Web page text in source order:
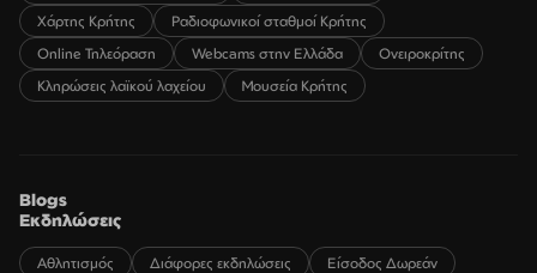
Χάρτης Κρήτης
Ραδιοφωνικοί σταθμοί Κρήτης
Online Τηλεόραση
Webcams στην Ελλάδα
Ονειροκρίτης
Κληρώσεις λαϊκού λαχείου
Μουσεία Κρήτης
Blogs
Εκδηλώσεις
Αθλητισμός Διάφορες εκδηλώσεις
Είσοδος Δωρεάν